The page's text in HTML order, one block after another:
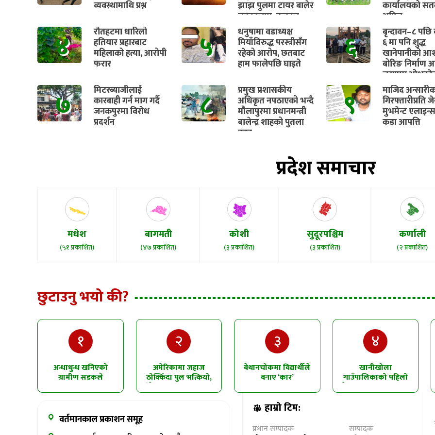
व्यवस्थामाथि प्रश्न झाझ पुलमा टायर बालेर
चक्काजाम, तत्काल
भुक्तानी सुनिश्चित गर्न
माग
कार्यालयको
अपिल
४ रौतहटमा धारिलो
हतियार प्रहारबाट
महिलाको हत्या, आरोपी
फरार ५ धनुषामा वडाध्यक्ष
मियाँविरुद्ध परस्त्रीसँग
रहेको आरोप, छतबाट
हाम फालेपछि घाइते ६ बृन्दावन–८ पछि
६ मा पनि शुद्ध
खानेपानीको
बोरिङ निर्माण
चरणमा
ट्यांकीको काम
सुरु हुने
७ मिटरब्याजीलाई
कारबाही गर्न माग गर्दै
जनकपुरमा विरोध
प्रदर्शन ८ प्रमुख प्रशासकीय
अधिकृत नपठाएको भन्दै
मौलापुरमा प्रधानमन्त्री
बालेन्द्र शाहको पुतला
दहन
९ माजिद
गिरफ्तारीप्रति
मुभमेन्ट
कडा आपत्ति
प्रदेश समाचार
मधेश
(५१ प्रकाशित)
बागमती
(४७ प्रकाशित)
कोशी
(३ प्रकाशित)
सुदूरपश्चिम
(३ प्रकाशित)
कर्णाली
(२ प्रकाशित)
छुटाउनु भयो की?
१
अन्धाधुन्ध खनिएको
ग्रामीण सडकले
खसेको शंका
२
अमेरिकामा जहाज
ठोक्किँदा पुल भत्कियो,
धेरै सवारीसाधन पानीमा
खसे
३
बेथानचोकमा विद्यार्थीले
बनाए ‘कार’
४
खानीखोला
गाउँपालिकाको पहिलो
त्रैमासिक समीक्षा सम्पन्न
वर्तमानकाल प्रकाशन समूह
हाम्रो टिम:
प्रधान सम्पादक सम्पादक